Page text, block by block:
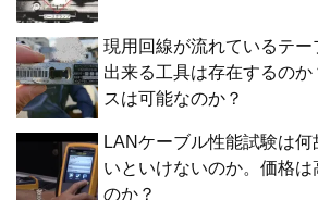
現用回線が流れているテ
出来る工具は存在するの
スは可能なのか？
LANケーブル性能試験は
いといけないのか。価格
のか？